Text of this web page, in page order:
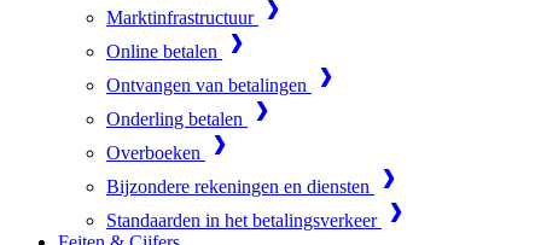
Marktinfrastructuur
Online betalen
Ontvangen van betalingen
Onderling betalen
Overboeken
Bijzondere rekeningen en diensten
Standaarden in het betalingsverkeer